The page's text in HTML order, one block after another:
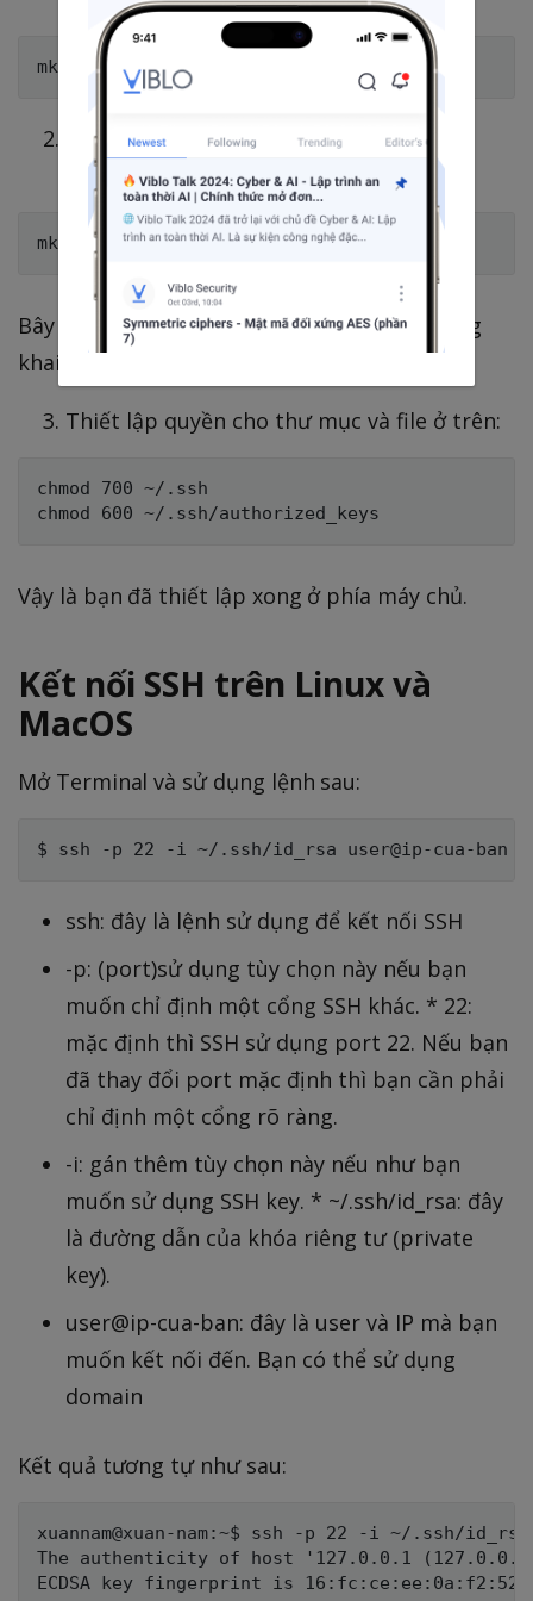
Tạo file authorized_keys trong thư mục
.ssh vừa tạo ở trên:
Bây giờ bạn cần copy nội dung của khóa công
khai (public key) vào đây và lưu lại.
Thiết lập quyền cho thư mục và file ở trên:
chmod 700 ~/.ssh
Vậy là bạn đã thiết lập xong ở phía máy chủ.
Kết nối SSH trên Linux và
MacOS
Mở Terminal và sử dụng lệnh sau:
ssh: đây là lệnh sử dụng để kết nối SSH
-p: (port)sử dụng tùy chọn này nếu bạn
muốn chỉ định một cổng SSH khác. * 22:
mặc định thì SSH sử dụng port 22. Nếu bạn
đã thay đổi port mặc định thì bạn cần phải
chỉ định một cổng rõ ràng.
-i: gán thêm tùy chọn này nếu như bạn
muốn sử dụng SSH key. * ~/.ssh/id_rsa: đây
là đường dẫn của khóa riêng tư (private
key).
user@ip-cua-ban: đây là user và IP mà bạn
muốn kết nối đến. Bạn có thể sử dụng
domain
Kết quả tương tự như sau:
xuannam@xuan-nam:~$ ssh -p 22 -i ~/.ssh/id_rsa
The authenticity of host '127.0.0.1
ECDSA key fingerprint is